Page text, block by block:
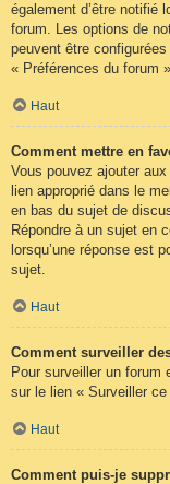
également d’être notifié
forum. Les options de
peuvent être configurées
« Préférences du forum
Haut
Comment mettre en
Vous pouvez ajouter
lien approprié dans le
en bas du sujet de
Répondre à un sujet en
lorsqu’une réponse est
sujet.
Haut
Comment surveiller
Pour surveiller un forum
sur le lien « Surveiller
Haut
Comment puis-je